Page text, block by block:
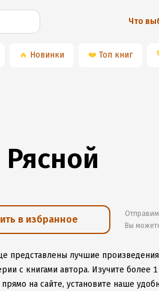
Что
🔥 Новинки ❤️ Топ книг
в избранное
Вы
представлены лучшие
с книгами автора. Изучите более
прямо на сайте, установите наше